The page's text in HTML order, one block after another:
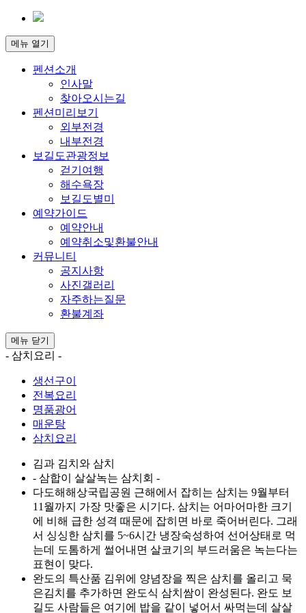
메뉴 열기
펜션소개
인사말
찾아오시는길
펜션미리보기
외부전경
내부전경
보길도관광정보
걷기여행
해수욕장
보길도별미
예약가이드
예약안내
예약취소및환불안내
커뮤니티
공지사항
사진갤러리
자주하는질문
환불계좌
메뉴 닫기
- 삼치요리 -
생선구이
전복요리
명품광어
매운탕
삼치요리
김과 김치와 삼치
- 삼합이 살살녹는 삼치회 -
다도해해상국립공원 근해에서 잡히는 삼치는 9월부터
11월까지 가장 맛좋은 시기다. 삼치는 어마어마한 크기
에 비해 급한 성격 때문에 잡히면 바로 죽어버린다. 그래
서 싱싱한 삼치를 5~6시간 냉장숙성하여 선어상태로 먹
는데 도톰하게 썰어내면 살코기의 부드러움은 녹는다는
표현이 맞다.
완도의 특산품 김위에 양념장을 찍은 삼치를 올리고 묵
은김치를 추가하면 완도식 삼치쌈이 완성된다. 완도 보
길도 사람들은 여기에 밥을 같이 넣어서 싸먹는데 살살